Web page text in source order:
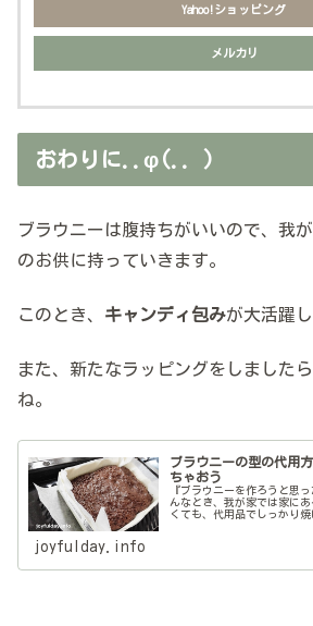
Yahoo!ショッピング
メルカリ
おわりに..φ(.. )
ブラウニーは腹持ちがいいので、我
のお供に持っていきます。
このとき、 キャンディ包みが大活躍
また、新たなラッピングをしました
ね。
ブラウニーの型の代用
ちゃおう
『ブラウニーを作ろうと思
んなとき、我が家では家に
くても、代用品でしっかり
joyfulday.info